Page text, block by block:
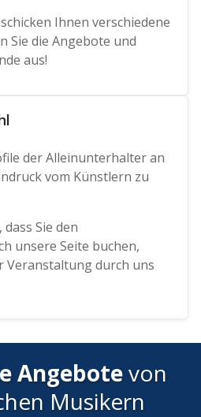
Ihnen verschiedene
Sie die Angebote und
aus!
der Alleinunterhalter an
vom Künstlern zu
Sie den
unsere Seite buchen,
Veranstaltung durch uns
Angebotevon
Musikern